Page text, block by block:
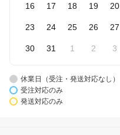
16 17 18 19 20
23 24 25 26 27
30 31 1 2 3
休業日（受注・発送対応なし）
受注対応のみ
発送対応のみ